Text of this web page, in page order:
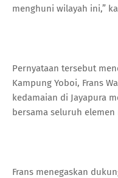
menghuni wilayah ini,”
Pernyataan tersebut
Kampung Yoboi, Frans
kedamaian di Jayapura
bersama seluruh elemen
Frans menegaskan